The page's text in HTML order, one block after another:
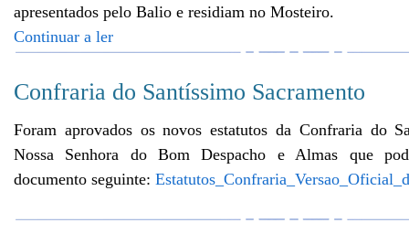
apresentados pelo Balio e residiam no Mosteiro.
Continuar a ler
Confraria do Santíssimo Sacramento
Foram aprovados os novos estatutos da Confraria do
Nossa Senhora do Bom Despacho e Almas que
documento seguinte: